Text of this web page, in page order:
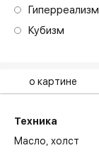
о картине
Техника
Масло,холст
Гиперреализм
Кубизм